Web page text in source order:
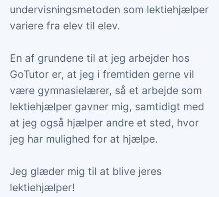
undervisningsmetoden som lektiehjælper
variere fra elev til elev.
En af grundene til at jeg arbejder hos
GoTutor er, at jeg i fremtiden gerne vil
være gymnasielærer, så et arbejde som
lektiehjælper gavner mig, samtidigt med
at jeg også hjælper andre et sted, hvor
jeg har mulighed for at hjælpe.
Jeg glæder mig til at blive jeres
lektiehjælper!